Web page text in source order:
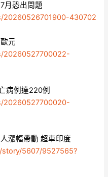
月恐出問題
430702
元
20260527700022-
病例達220例
20260527700020-
漲幅帶動 超車印度
5607/9527565?